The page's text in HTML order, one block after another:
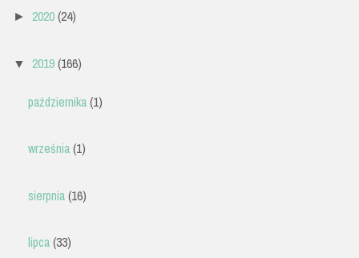
► 2020(24)
▼ 2019(166)
października(1)
września(1)
sierpnia(16)
lipca(33)